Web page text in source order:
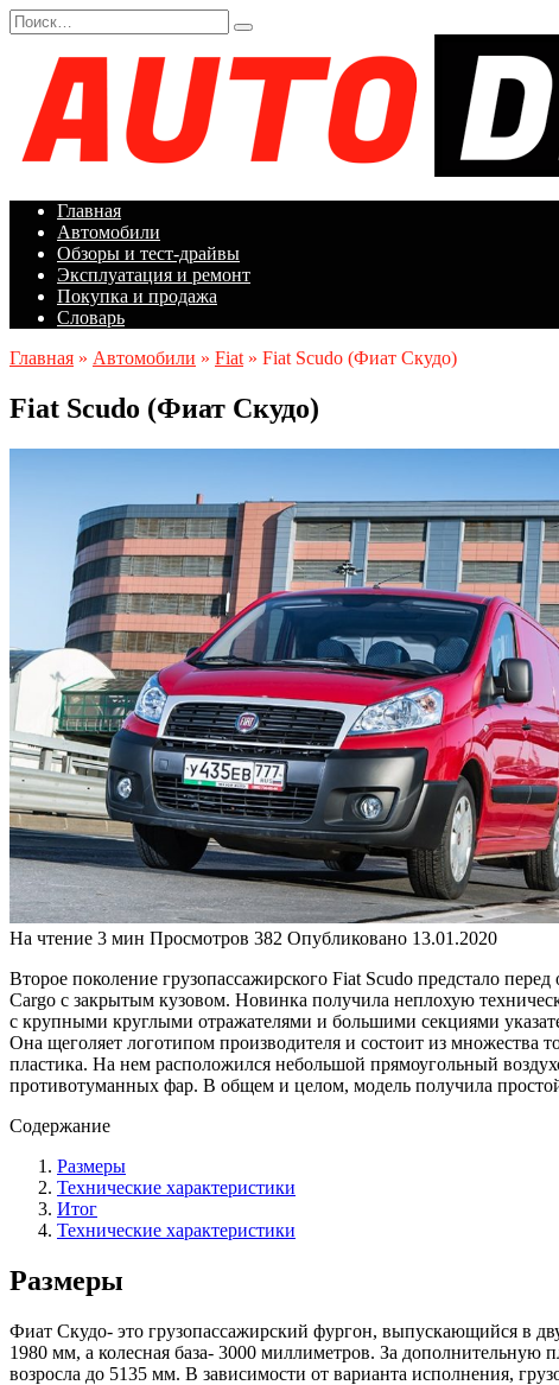
Перейти
к
содержанию
Search
for:
Главная
Автомобили
Обзоры и тест-драйвы
Эксплуатация и ремонт
Покупка и продажа
Словарь
Главная » Автомобили » Fiat » Fiat Scudo (Фиат Скудо)
Fiat Scudo (Фиат Скудо)
На чтение 3 мин Просмотров 382 Опубликовано 13.01.2020
Второе поколение грузопассажирского Fiat Scudo предстало
Cargo с закрытым кузовом. Новинка получила неплохую
с крупными круглыми отражателями и большими секциями
Она щеголяет логотипом производителя и состоит из
пластика. На нем расположился небольшой прямоугольный
противотуманных фар. В общем и целом, модель получила
Содержание
Размеры
Технические характеристики
Итог
Технические характеристики
Размеры
Фиат Скудо- это грузопассажирский фургон, выпускающийся в
1980 мм, а колесная база- 3000 миллиметров. За дополнительную
возросла до 5135 мм. В зависимости от варианта исполнения,